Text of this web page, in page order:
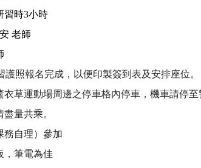
習時3小時
老師
護照報名完成，以便印製簽到表及安排座位。
草運動場周邊之停車格內停車，機車請停
量共乘。
務自理）參加
，筆電為佳